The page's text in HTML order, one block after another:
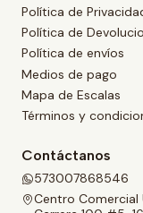
Política de
Política de
Política de envíos
Medios de pago
Mapa de Escalas
Términos y
Contáctanos
573007868546
Centro